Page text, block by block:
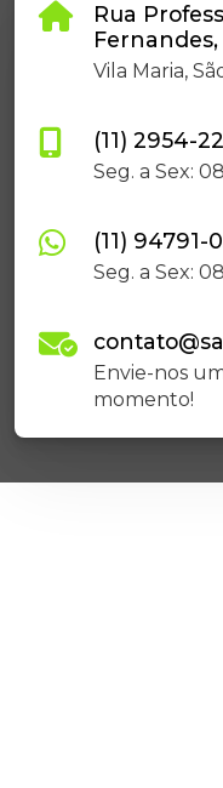
Rua
Fernandes,
Vila Maria,
(11) 2954-
Seg. a Sex:
(11) 94791-
Seg. a Sex:
Envie-nos
momento!